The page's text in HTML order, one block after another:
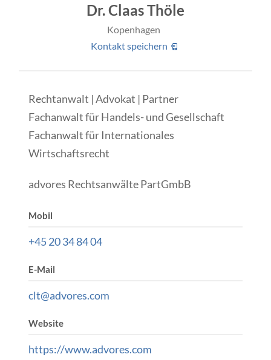
Dr. Claas Thöle
Kopenhagen
Kontakt speichern
Rechtanwalt | Advokat | Partner
Fachanwalt für Handels- und Gesellschaft
Fachanwalt für Internationales
Wirtschaftsrecht
advores Rechtsanwälte PartGmbB
Mobil
+45 20 34 84 04
E-Mail
clt@advores.com
Website
https://www.advores.com